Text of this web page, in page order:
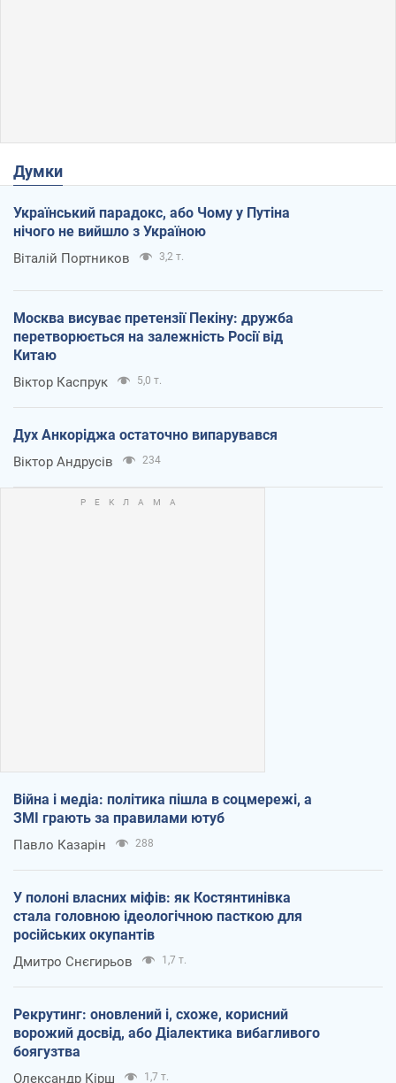
Думки
Український парадокс, або Чому у Путіна
нічого не вийшло з Україною
Віталій Портников 3,2 т.
Москва висуває претензії Пекіну: дружба
перетворюється на залежність Росії від
Китаю
Віктор Каспрук 5,0 т.
Дух Анкоріджа остаточно випарувався
Віктор Андрусів 234
Війна і медіа: політика пішла в соцмережі, а
ЗМІ грають за правилами ютуб
Павло Казарін 288
У полоні власних міфів: як Костянтинівка
стала головною ідеологічною пасткою для
російських окупантів
Дмитро Снєгирьов 1,7 т.
Рекрутинг: оновлений і, схоже, корисний
ворожий досвід, або Діалектика вибагливого
боягузтва
Олександр Кірш 1,7 т.